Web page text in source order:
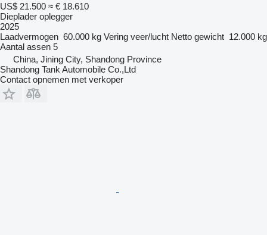
US$ 21.500 ≈ € 18.610
Dieplader oplegger
2025
Laadvermogen 60.000 kg Vering veer/lucht Netto gewicht 12.000 kg
Aantal assen 5
China, Jining City, Shandong Province
Shandong Tank Automobile Co.,Ltd
Contact opnemen met verkoper